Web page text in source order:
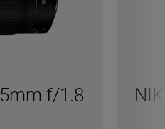
f/1.8